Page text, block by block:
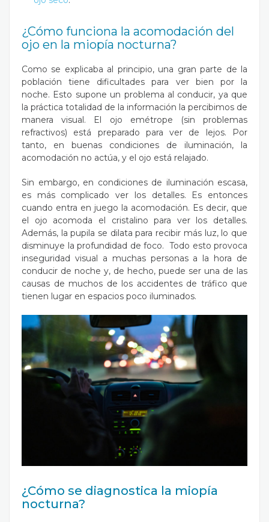
¿Cómo funciona la acomodación del
ojo en la miopía nocturna?
Como se explicaba al principio, una gran parte de la
población tiene dificultades para ver bien por la
noche. Esto supone un problema al conducir, ya que
la práctica totalidad de la información la percibimos de
manera visual. El ojo emétrope (sin problemas
refractivos) está preparado para ver de lejos. Por
tanto, en buenas condiciones de iluminación, la
acomodación no actúa, y el ojo está relajado.
Sin embargo, en condiciones de iluminación escasa,
es más complicado ver los detalles. Es entonces
cuando entra en juego la acomodación. Es decir, que
el ojo acomoda el cristalino para ver los detalles.
Además, la pupila se dilata para recibir más luz, lo que
disminuye la profundidad de foco. Todo esto provoca
inseguridad visual a muchas personas a la hora de
conducir de noche y, de hecho, puede ser una de las
causas de muchos de los accidentes de tráfico que
tienen lugar en espacios poco iluminados.
¿Cómo se diagnostica la miopía
nocturna?